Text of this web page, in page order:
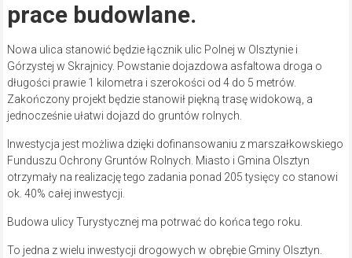
prace budowlane.
Nowa ulica stanowić będzie łącznik ulic Polnej w Olsztynie i
Górzystej w Skrajnicy. Powstanie dojazdowa asfaltowa droga o
długości prawie 1 kilometra i szerokości od 4 do 5 metrów.
Zakończony projekt będzie stanowił piękną trasę widokową, a
jednocześnie ułatwi dojazd do gruntów rolnych.
Inwestycja jest możliwa dzięki dofinansowaniu z marszałkowskiego
Funduszu Ochrony Gruntów Rolnych. Miasto i Gmina Olsztyn
otrzymały na realizację tego zadania ponad 205 tysięcy co stanowi
ok. 40% całej inwestycji.
Budowa ulicy Turystycznej ma potrwać do końca tego roku.
To jedna z wielu inwestycji drogowych w obrębie Gminy Olsztyn.